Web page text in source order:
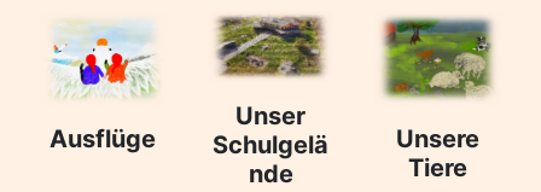
Ausflüge
Unser
Schulgelä
nde
Unsere
Tiere